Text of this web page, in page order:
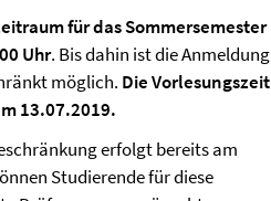
für das Sommersemester
Uhr. Bis dahin ist die Anmeldung
möglich. Die Vorlesungszeit
13.07.2019.
erfolgt bereits am
Studierende für diese